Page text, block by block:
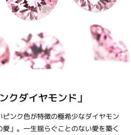
クダイヤモンド」
ンク色が特徴の極希少なダイヤモン
」。一生揺らぐことのない愛を築く